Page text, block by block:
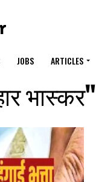
JOBS ARTICLES
भास्कर"